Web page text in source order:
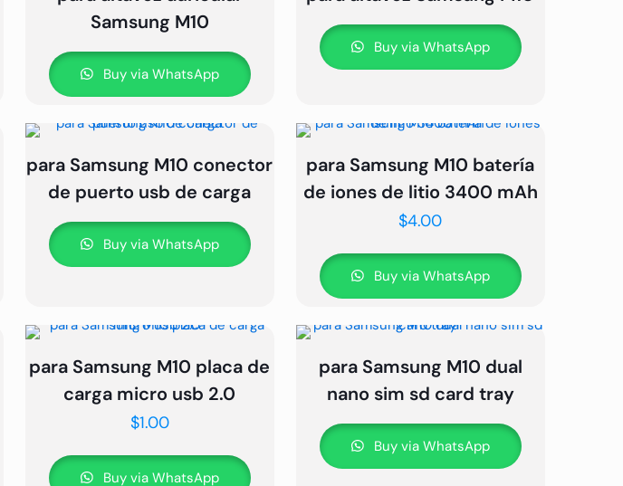
Samsung M10
Buy via WhatsApp
Buy via WhatsApp
para Samsung M10 conector
de puerto usb de carga
Buy via WhatsApp
para Samsung M10 batería
de iones de litio 3400 mAh
$4.00
Buy via WhatsApp
para Samsung M10 placa de
carga micro usb 2.0
$1.00
Buy via WhatsApp
para Samsung M10 dual
nano sim sd card tray
Buy via WhatsApp